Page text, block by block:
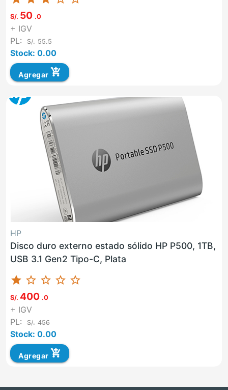
S/. 50 .0
+ IGV
PL:
S/. 55.5
Stock: 0.00
Agregar add_shopping_cart
HP
Disco duro externo estado sólido HP P500, 1TB,
USB 3.1 Gen2 Tipo-C, Plata
star star_border star_border star_border star_border
S/. 400 .0
+ IGV
PL:
S/. 456
Stock: 0.00
Agregar add_shopping_cart